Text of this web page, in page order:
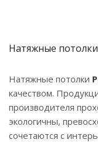
Натяжные потолки
Натяжные потолки
качеством.
производителя
экологичны,
сочетаются с